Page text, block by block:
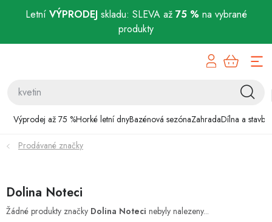
Letní VÝPRODEJskladu: SLEVA až 75 % na vybrané
produkty
Výprodej až 75 %Horké letní dnyBazénová sezónaZahradaDílna a stavba
Bazénová sezóna
Zahrada
Domácnost
Prodávané značky
Dolina Noteci
Žádné produkty značky Dolina Noteci nebyly nalezeny...